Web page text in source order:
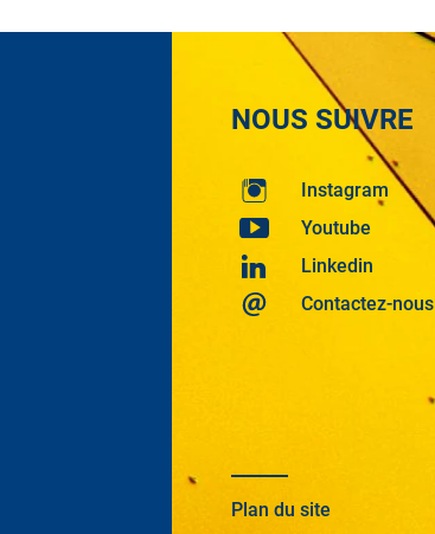
NOUS SUIVRE
Instagram
Youtube
Linkedin
Contactez-nous
Plan du site